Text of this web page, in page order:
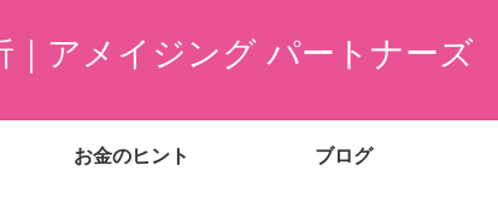
｜アメイジング パートナーズ
お金のヒント ブログ